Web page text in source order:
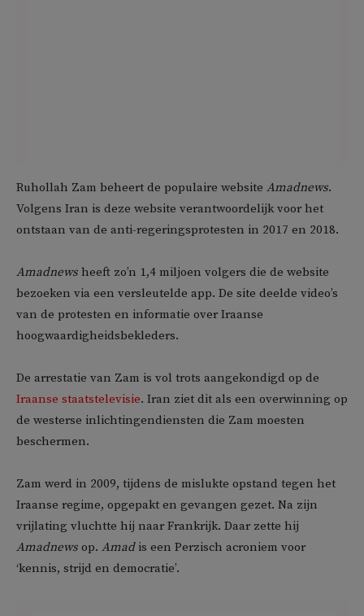
Ruhollah Zam beheert de populaire website Amadnews.
Volgens Iran is deze website verantwoordelijk voor het
ontstaan van de anti-regeringsprotesten in 2017 en 2018.
Amadnews heeft zo’n 1,4 miljoen volgers die de website
bezoeken via een versleutelde app. De site deelde video’s
van de protesten en informatie over Iraanse
hoogwaardigheidsbekleders.
De arrestatie van Zam is vol trots aangekondigd op de
Iraanse staatstelevisie. Iran ziet dit als een overwinning op
de westerse inlichtingendiensten die Zam moesten
beschermen.
Zam werd in 2009, tijdens de mislukte opstand tegen het
Iraanse regime, opgepakt en gevangen gezet. Na zijn
vrijlating vluchtte hij naar Frankrijk. Daar zette hij
Amadnews op. Amadis een Perzisch acroniem voor
‘kennis, strijd en democratie’.